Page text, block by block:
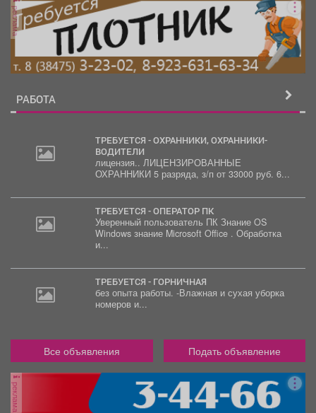
реклама
РАБОТА
ТРЕБУЕТСЯ - ОХРАННИКИ, ОХРАННИКИ-
ВОДИТЕЛИ
лицензия.. ЛИЦЕНЗИРОВАННЫЕ
ОХРАННИКИ 5 разряда, з/п от 33000 руб. 6...
ТРЕБУЕТСЯ - ОПЕРАТОР ПК
Уверенный пользователь ПК Знание OS
Windows знание Microsoft Office . Обработка
и...
ТРЕБУЕТСЯ - ГОРНИЧНАЯ
без опыта работы. -Влажная и сухая уборка
номеров и...
Все объявления Подать объявление
реклама